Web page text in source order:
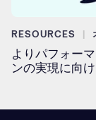
RESOURCES
よりパフォー
ンの実現に向